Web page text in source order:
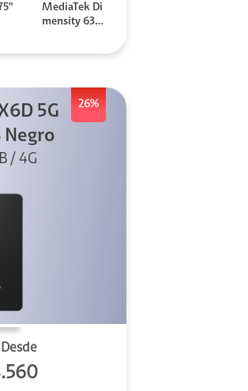
MediaTek Di
mensity 630
26%
5G
Negro
/ 4G